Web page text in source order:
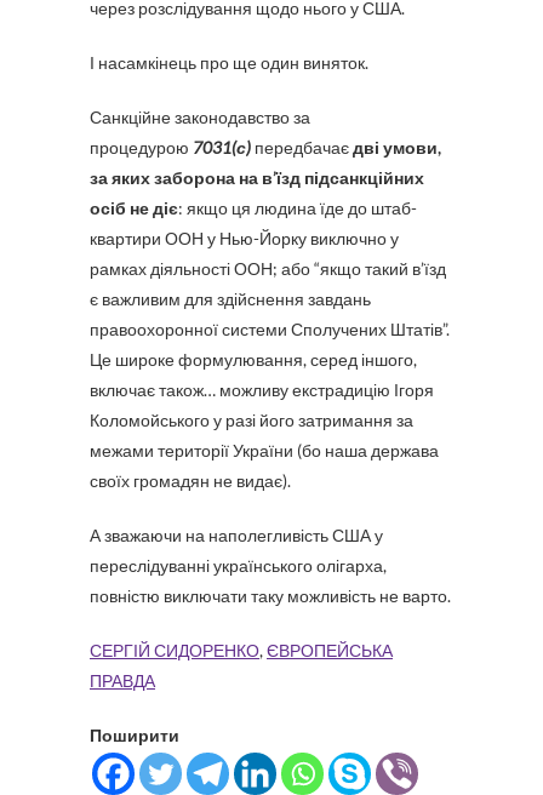
через розслідування щодо нього у США.
І насамкінець про ще один виняток.
Санкційне законодавство за
процедурою 7031(с) передбачаєдві умови,
за яких заборона на в’їзд підсанкційних
осіб не діє: якщо ця людина їде до штаб-
квартири ООН у Нью-Йорку виключно у
рамках діяльності ООН; або “якщо такий в’їзд
є важливим для здійснення завдань
правоохоронної системи Сполучених Штатів”.
Це широке формулювання, серед іншого,
включає також… можливу екстрадицію Ігоря
Коломойського у разі його затримання за
межами території України (бо наша держава
своїх громадян не видає).
А зважаючи на наполегливість США у
переслідуванні українського олігарха,
повністю виключати таку можливість не варто.
СЕРГІЙ СИДОРЕНКО,ЄВРОПЕЙСЬКА
ПРАВДА
Поширити